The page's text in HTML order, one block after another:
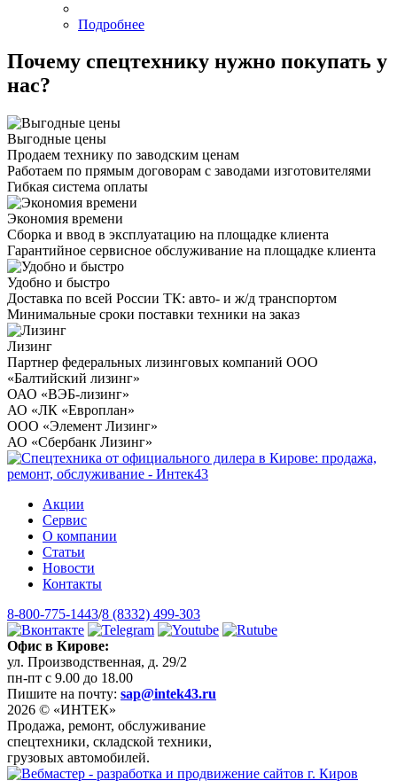
Подробнее
Почему спецтехнику нужно покупать у
нас?
Выгодные цены
Продаем технику по заводским ценам
Работаем по прямым договорам с заводами изготовителями
Гибкая система оплаты
Экономия времени
Сборка и ввод в эксплуатацию на площадке клиента
Гарантийное сервисное обслуживание на площадке клиента
Удобно и быстро
Доставка по всей России ТК: авто- и ж/д транспортом
Минимальные сроки поставки техники на заказ
Лизинг
Партнер федеральных лизинговых компаний ООО
«Балтийский лизинг»
ОАО «ВЭБ-лизинг»
АО «ЛК «Европлан»
ООО «Элемент Лизинг»
АО «Сбербанк Лизинг»
Акции
Сервис
О компании
Статьи
Новости
Контакты
8-800-775-1443/8 (8332) 499-303
Офис в Кирове:
ул. Производственная, д. 29/2
пн-пт с 9.00 до 18.00
Пишите на почту: sap@intek43.ru
2026 © «ИНТЕК»
Продажа, ремонт, обслуживание
спецтехники, складской техники,
грузовых автомобилей.